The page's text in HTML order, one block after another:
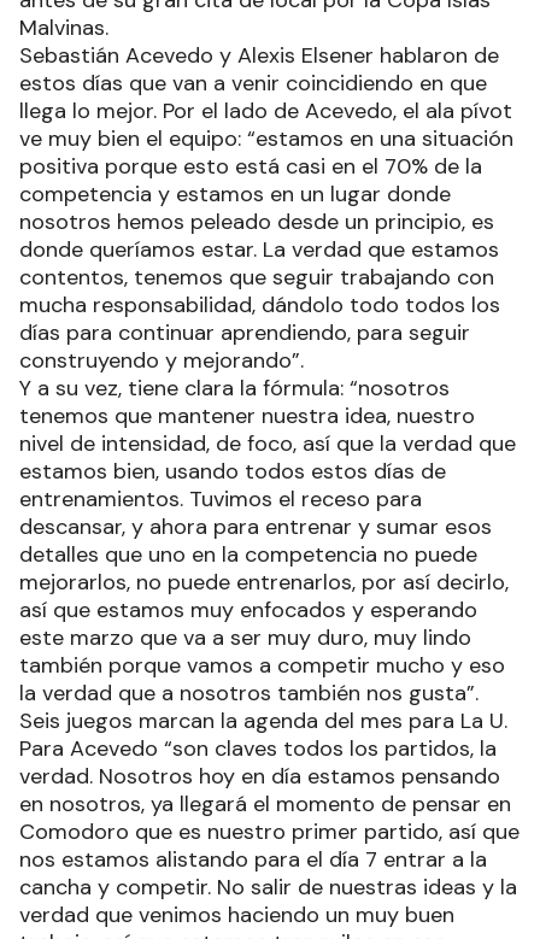
Malvinas.
Sebastián Acevedo y Alexis Elsener hablaron de
estos días que van a venir coincidiendo en que
llega lo mejor. Por el lado de Acevedo, el ala pívot
ve muy bien el equipo: “estamos en una situación
positiva porque esto está casi en el 70% de la
competencia y estamos en un lugar donde
nosotros hemos peleado desde un principio, es
donde queríamos estar. La verdad que estamos
contentos, tenemos que seguir trabajando con
mucha responsabilidad, dándolo todo todos los
días para continuar aprendiendo, para seguir
construyendo y mejorando”.
Y a su vez, tiene clara la fórmula: “nosotros
tenemos que mantener nuestra idea, nuestro
nivel de intensidad, de foco, así que la verdad que
estamos bien, usando todos estos días de
entrenamientos. Tuvimos el receso para
descansar, y ahora para entrenar y sumar esos
detalles que uno en la competencia no puede
mejorarlos, no puede entrenarlos, por así decirlo,
así que estamos muy enfocados y esperando
este marzo que va a ser muy duro, muy lindo
también porque vamos a competir mucho y eso
la verdad que a nosotros también nos gusta”.
Seis juegos marcan la agenda del mes para La U.
Para Acevedo “son claves todos los partidos, la
verdad. Nosotros hoy en día estamos pensando
en nosotros, ya llegará el momento de pensar en
Comodoro que es nuestro primer partido, así que
nos estamos alistando para el día 7 entrar a la
cancha y competir. No salir de nuestras ideas y la
verdad que venimos haciendo un muy buen